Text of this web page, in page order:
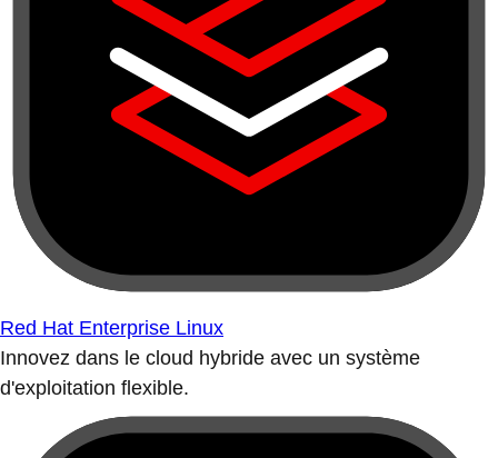
Red Hat Enterprise Linux
Innovez dans le cloud hybride avec un système
d'exploitation flexible.